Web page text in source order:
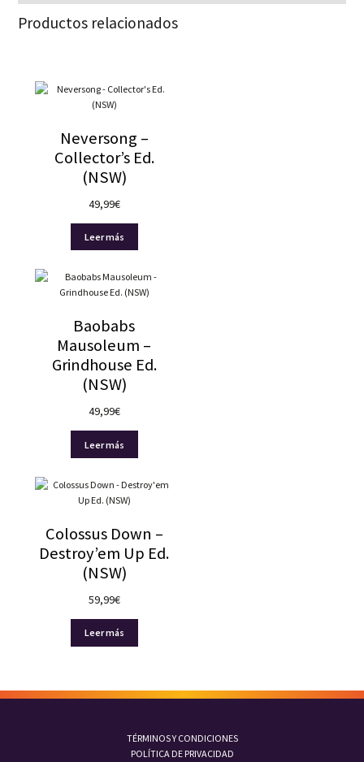
Productos relacionados
Neversong –
Collector’s Ed.
(NSW)
49,99€
Leer más
Baobabs
Mausoleum –
Grindhouse Ed.
(NSW)
49,99€
Leer más
Colossus Down –
Destroy’em Up Ed.
(NSW)
59,99€
Leer más
TÉRMINOS Y CONDICIONES
POLÍTICA DE PRIVACIDAD